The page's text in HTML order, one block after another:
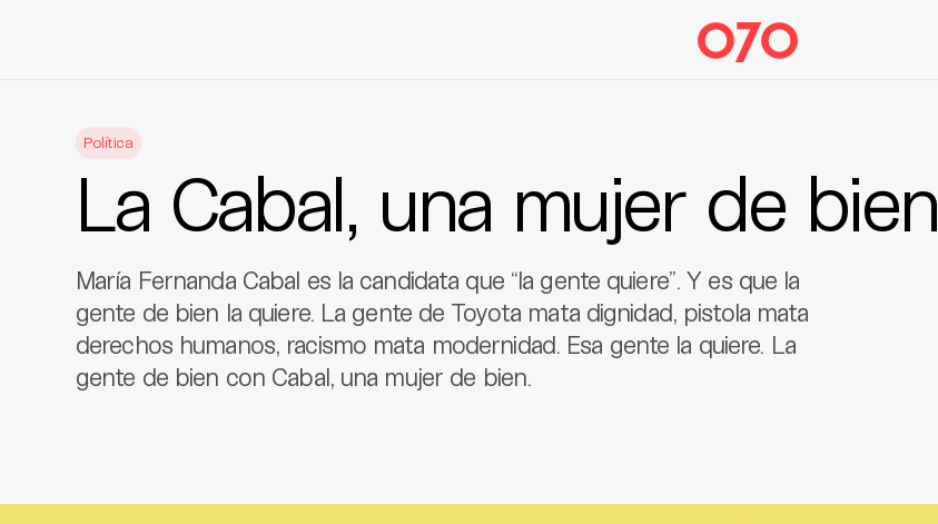
Política
La Cabal, una mujer de bien
María Fernanda Cabal es la candidata que “la gente quiere”. Y es que la
gente de bien la quiere. La gente de Toyota mata dignidad, pistola mata
derechos humanos, racismo mata modernidad. Esa gente la quiere. La
gente de bien con Cabal, una mujer de bien.